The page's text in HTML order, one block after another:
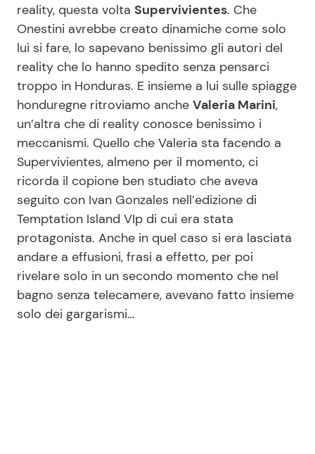
Seguici
Info
Chi siamo
Disclaimer e Privacy
Redazione
Contattaci
Pubblicità
Privacy Policy
reality, questa volta Supervivientes. Che
Onestini avrebbe creato dinamiche come solo
lui si fare, lo sapevano benissimo gli autori del
reality che lo hanno spedito senza pensarci
troppo in Honduras. E insieme a lui sulle spiagge
honduregne ritroviamo anche Valeria Marini,
un’altra che di reality conosce benissimo i
meccanismi. Quello che Valeria sta facendo a
Supervivientes, almeno per il momento, ci
ricorda il copione ben studiato che aveva
seguito con Ivan Gonzales nell’edizione di
Temptation Island VIp di cui era stata
protagonista. Anche in quel caso si era lasciata
andare a effusioni, frasi a effetto, per poi
rivelare solo in un secondo momento che nel
bagno senza telecamere, avevano fatto insieme
solo dei gargarismi…